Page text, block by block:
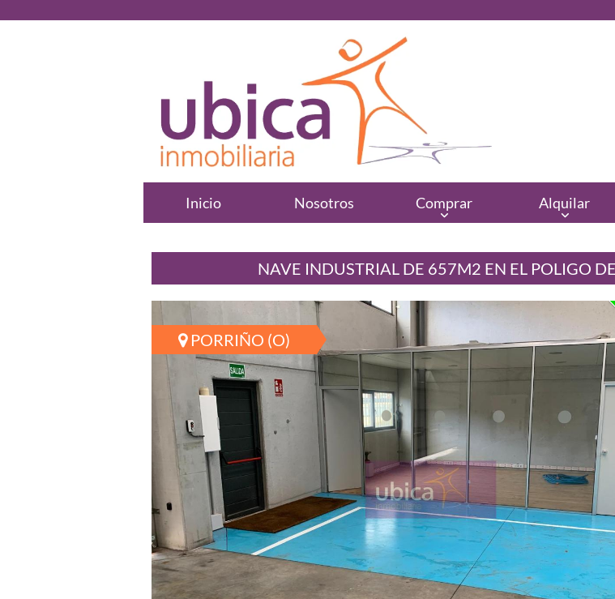
Inicio Nosotros Comprar Alquilar
NAVE INDUSTRIAL DE 657M2 EN EL POLIGO
PORRIÑO (O)